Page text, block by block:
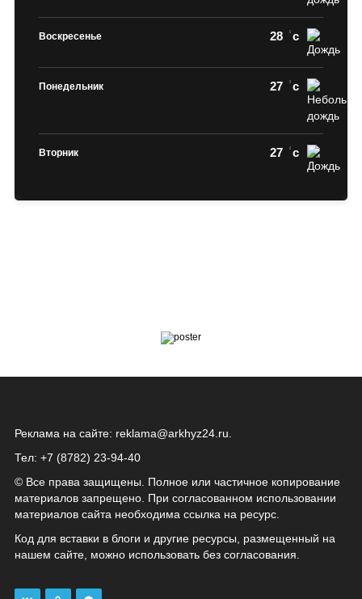
Воскресенье 28 c
Понедельник 27 c
Вторник 27 c
Реклама на сайте: reklama@arkhyz24.ru
Тел: +7 (8782) 23‑94‑40
© Все права защищены. Полное или частичное копирование
материалов запрещено. При согласованном использовании
материалов сайта необходима ссылка на ресурс.
Код для вставки в блоги и другие ресурсы, размещенный на
нашем сайте, можно использовать без согласования.